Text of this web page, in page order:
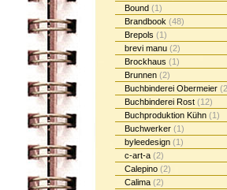
Bound (1)
Brandbook (48)
Brepols (1)
brevi manu (2)
Brockhaus (1)
Brunnen (2)
Buchbinderei Obermeier
Buchbinderei Rost (12)
Buchproduktion Kühn (1)
Buchwerker (1)
byleedesign (1)
c-art-a (2)
Calepino (2)
Calima (2)